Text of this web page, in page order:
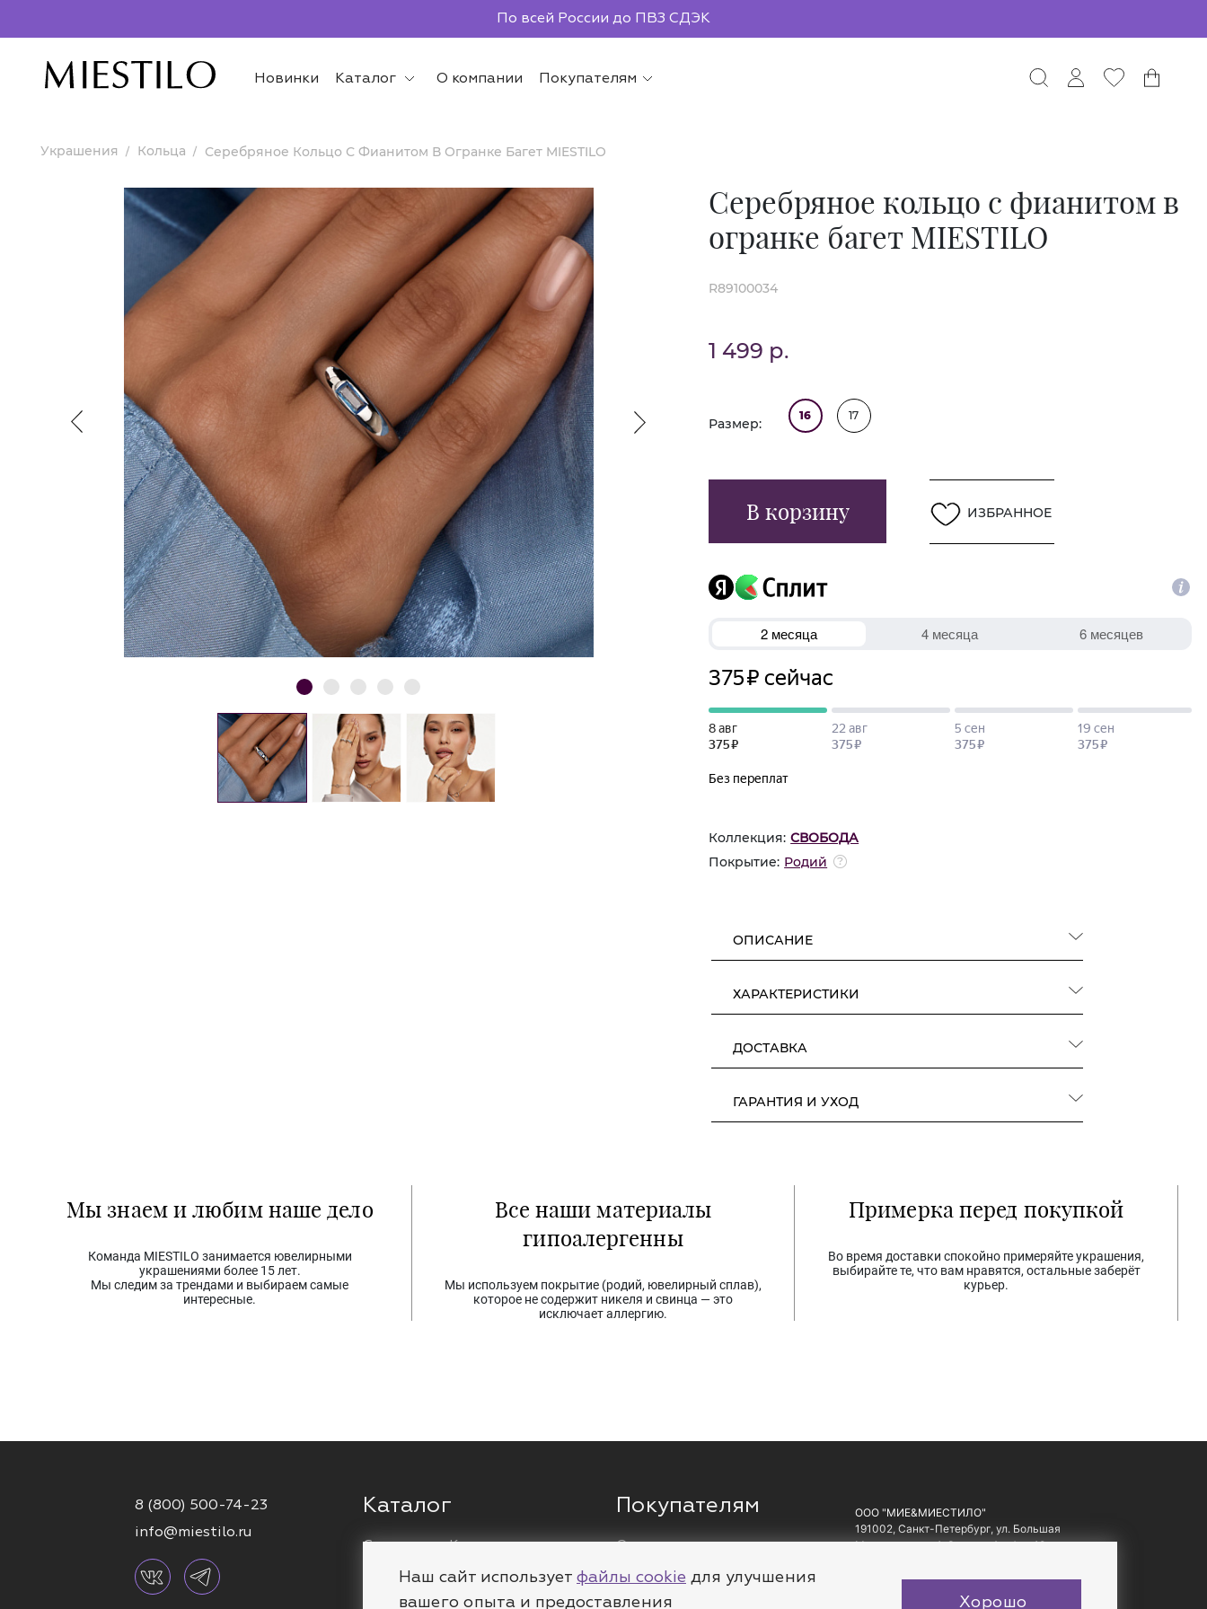
По всей России до ПВЗ СДЭК
Новинки Каталог О компании Покупателям
Украшения Кольца Серебряное Кольцо С Фианитом В Огранке Багет MIESTILO
Серебряное кольцо с фианитом в
огранке багет MIESTILO
R89100034
1 499 р.
Размер:
16 17
В корзину ИЗБРАННОЕ
Коллекция: СВОБОДА
Покрытие: Родий
ОПИСАНИЕ
ХАРАКТЕРИСТИКИ
ДОСТАВКА
ГАРАНТИЯ И УХОД
Мы знаем и любим наше дело
Команда MIESTILO занимается ювелирными
украшениями более 15 лет.
Мы следим за трендами и выбираем самые
интересные.
Все наши материалы
гипоалергенны
Мы используем покрытие (родий, ювелирный сплав),
которое не содержит никеля и свинца — это
исключает аллергию.
Примерка перед покупкой
Во время доставки спокойно примеряйте украшения,
выбирайте те, что вам нравятся, остальные заберёт
курьер.
8 (800) 500-74-23
info@miestilo.ru
Каталог
Серьги
Каффы
Браслеты
Кольца
Цепи
Пирсинг
Покупателям
О компании
Доставка
Полезное
ООО "МИЕ&МИЕСТИЛО"
191002, Санкт-Петербург, ул. Большая
Московская, д. 1-3, литер А, офис 10.
Наш сайт использует файлы cookie для улучшения
вашего опыта и предоставления
Хорошо